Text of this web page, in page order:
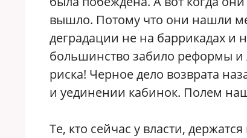
вышло. Потому что они нашли
деградации не на баррикадах и
большинство забило реформы и
риска! Черное дело возврата
и уединении кабинок. Полем
Те, кто сейчас у власти,